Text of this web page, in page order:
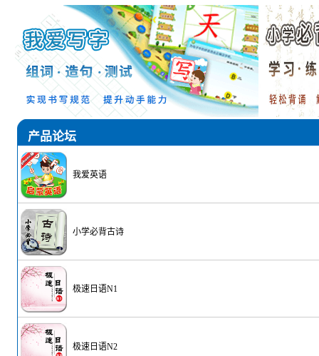
产品论坛
我爱英语
小学必背古诗
极速日语N1
极速日语N2